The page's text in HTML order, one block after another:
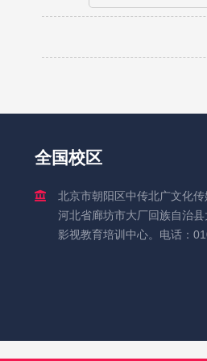
全国校区
北京市朝阳区中传北广文化
河北省廊坊市大厂回族自治
影视教育培训中心。电话：